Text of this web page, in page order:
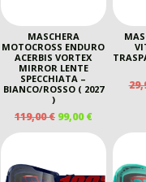
MASCHERA
MOTOCROSS ENDURO
ACERBIS VORTEX
MIRROR LENTE
SPECCHIATA –
BIANCO/ROSSO ( 2027
)
119,00€ IL
PREZZO
ORIGINALE
119,00 €.
99,00€IL
PREZZO
ATTUALE
99,00 €.